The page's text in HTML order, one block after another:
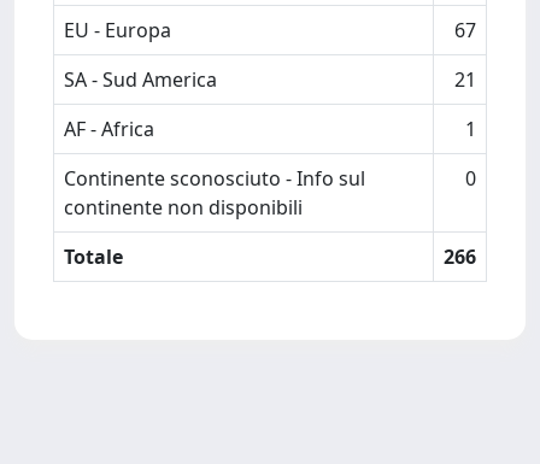
EU - Europa
67
SA - Sud America
21
AF - Africa
1
Continente sconosciuto - Info sul
continente non disponibili
0
Totale 266